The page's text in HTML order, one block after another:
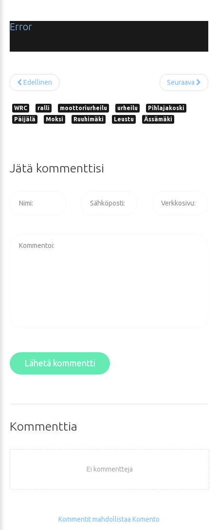
Error
Edellinen Seuraava
WRC ralli moottoriurheilu urheilu
Pihlajakoski
Päijälä
Moksi Ruuhimäki Leustu Ässämäki
Jätä kommenttisi
Lähetä kommentti
Kommenttia
Ei kommentteja
Kommentit mahdollistaa Komento